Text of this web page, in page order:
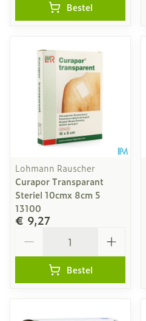
Bestel
Lohmann Rauscher
Curapor Transparant
Steriel 10cmx 8cm 5
13100
€ 9,27
Bestel